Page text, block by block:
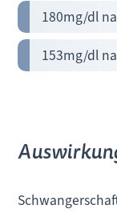
180mg/dl
153mg/dl